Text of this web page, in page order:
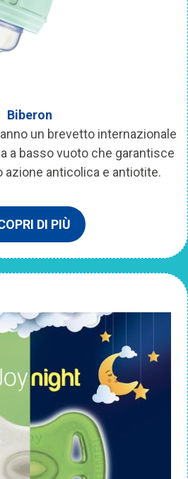
Biberon
un brevetto internazionale
a basso vuoto che garantisce
azione anticolica e antiotite.
DI PIÙ